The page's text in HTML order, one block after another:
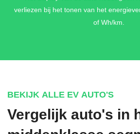
verliezen bij het tonen van het
of Wh/km.
BEKIJK ALLE EV AUTO'S
Vergelijk auto's in het hogere